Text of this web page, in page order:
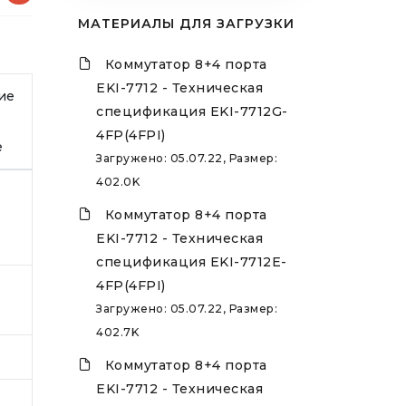
МАТЕРИАЛЫ ДЛЯ ЗАГРУЗКИ
Коммутатор 8+4 порта
EKI-7712 - Техническая
спецификация EKI-7712G-
4FP(4FPI)
Загружено: 05.07.22, Размер:
402.0K
Коммутатор 8+4 порта
EKI-7712 - Техническая
спецификация EKI-7712E-
4FP(4FPI)
Загружено: 05.07.22, Размер:
402.7K
Коммутатор 8+4 порта
EKI-7712 - Техническая